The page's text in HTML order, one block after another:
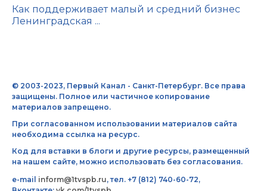
Как поддерживает малый и средний бизнес
Ленинградская ...
© 2003-2023, Первый Канал - Санкт-Петербург. Все права
защищены. Полное или частичное копирование
материалов запрещено.
При согласованном использовании материалов сайта
необходима ссылка на ресурс.
Код для вставки в блоги и другие ресурсы, размещенный
на нашем сайте, можно использовать без согласования.
e-mail inform@1tvspb.ru, тел. +7 (812) 740-60-72,